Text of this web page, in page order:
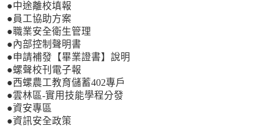
●中途離校填報
●員工協助方案
●職業安全衛生管理
●內部控制聲明書
●申請補發【畢業證書】說明
●螺聲校刊電子報
●西螺農工教育儲蓄402專戶
●雲林區-實用技能學程分發
●資安專區
●資訊安全政策